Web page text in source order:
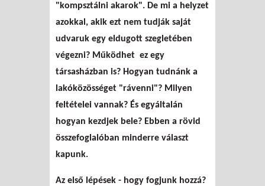
"kompsztálni akarok". De mi a helyzet
azokkal, akik ezt nem tudják saját
udvaruk egy eldugott szegletében
végezni? Működhet ez egy
társasházban is? Hogyan tudnánk a
lakóközösséget "rávenni"? Milyen
feltételei vannak? És egyáltalán
hogyan kezdjek bele? Ebben a rövid
összefoglalóban minderre választ
kapunk.
Az első lépések - hogy fogjunk hozzá?